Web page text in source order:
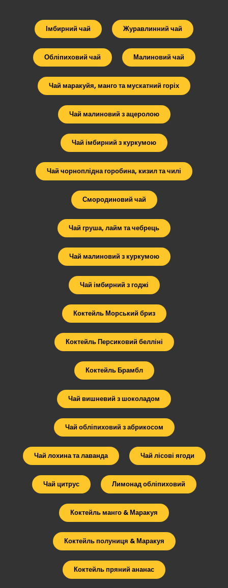
Імбирний чай Журавлинний чай
Обліпиховий чай Малиновий чай
Чай маракуйя, манго та мускатний горіх
Чай малиновий з ацеролою
Чай імбирний з куркумою
Чай чорноплідна горобина, кизил та чилі
Смородиновий чай
Чай груша, лайм та чебрець
Чай малиновий з куркумою
Чай імбирний з годжі
Коктейль Морський бриз
Коктейль Персиковий белліні
Коктейль Брамбл
Чай вишневий з шоколадом
Чай обліпиховий з абрикосом
Чай лохина та лаванда Чай лісові ягоди
Чай цитрус Лимонад обліпиховий
Коктейль манго & Маракуя
Коктейль полуниця & Маракуя
Коктейль пряний ананас